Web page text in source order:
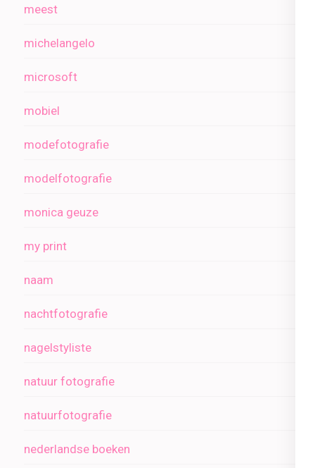
meest
michelangelo
microsoft
mobiel
modefotografie
modelfotografie
monica geuze
my print
naam
nachtfotografie
nagelstyliste
natuur fotografie
natuurfotografie
nederlandse boeken